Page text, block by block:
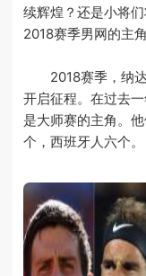
续辉煌？还是小将
2018赛季男网的主
2018赛季，纳达
开启征程。在过去
是大师赛的主角。
个，西班牙人六个。